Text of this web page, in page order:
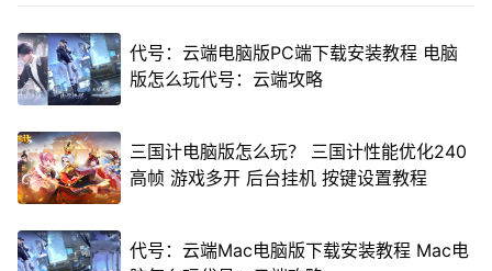
代号：云端电脑版PC端下载安装教程 电脑
版怎么玩代号：云端攻略
三国计电脑版怎么玩？ 三国计性能优化240
高帧 游戏多开 后台挂机 按键设置教程
代号：云端Mac电脑版下载安装教程 Mac电